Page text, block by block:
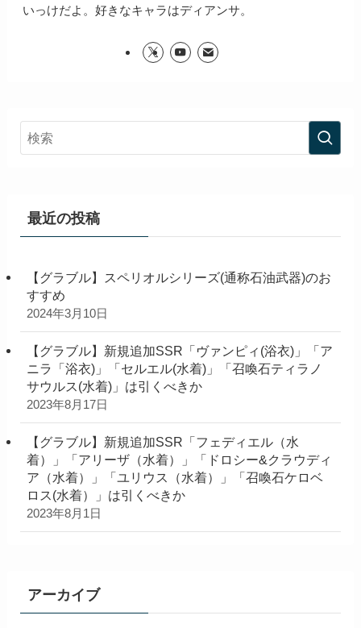
いっけだよ。好きなキャラはディアンサ。
最近の投稿
【グラブル】スペリオルシリーズ(通称石油武器)のお
すすめ
2024年3月10日
【グラブル】新規追加SSR「ヴァンピィ(浴衣)」「ア
ニラ「浴衣)」「セルエル(水着)」「召喚石ティラノ
サウルス(水着)」は引くべきか
2023年8月17日
【グラブル】新規追加SSR「フェディエル（水
着）」「アリーザ（水着）」「ドロシー&クラウディ
ア（水着）」「ユリウス（水着）」「召喚石ケロベ
ロス(水着）」は引くべきか
2023年8月1日
アーカイブ